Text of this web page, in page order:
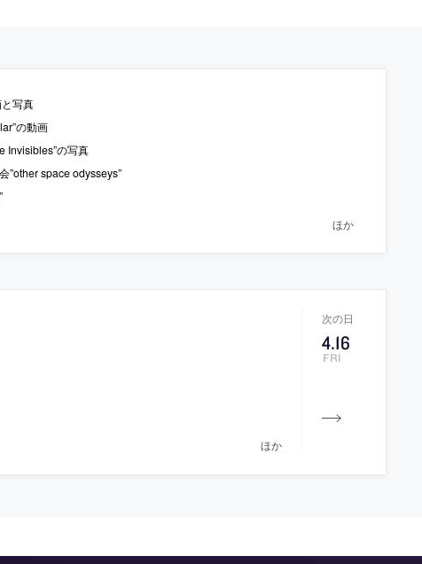
写真
の動画
Invisibles”の写真
”other space odysseys”
ほか
4.16
FRI
ほか